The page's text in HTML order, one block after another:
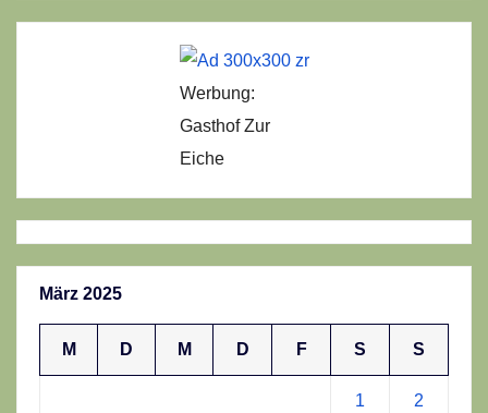
Werbung:
Gasthof Zur
Eiche
März 2025
M D M D F S S
1 2